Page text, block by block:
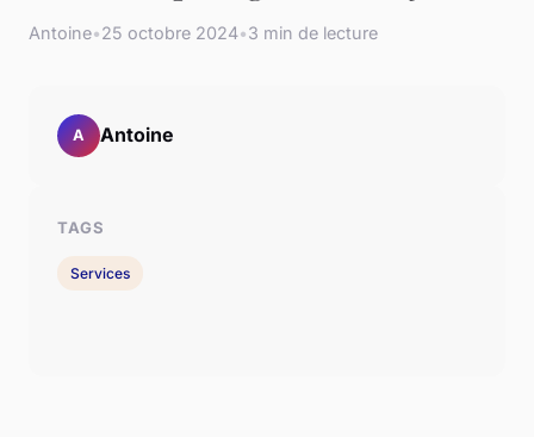
Antoine•25 octobre 2024•3 min de lecture
A Antoine
TAGS
Services